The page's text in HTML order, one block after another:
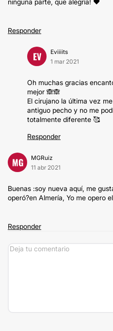
ninguna parte, que alegría! ❤
Responder
EV
Eviiiits
1 mar 2021
Oh muchas gracias
mejor 🙈🙈
El cirujano la última vez
antiguo pecho y no me
totalmente diferente 🥰
Responder
MG
MGRuiz
11 abr 2021
Buenas :soy nueva aquí, me
operó?en Almería, Yo me opero
Responder